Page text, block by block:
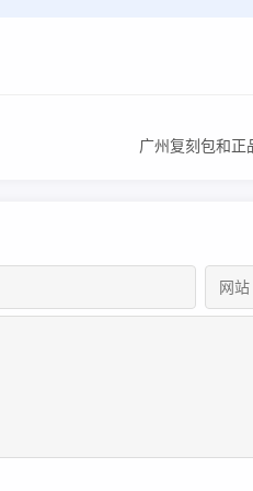
广州复刻包和正